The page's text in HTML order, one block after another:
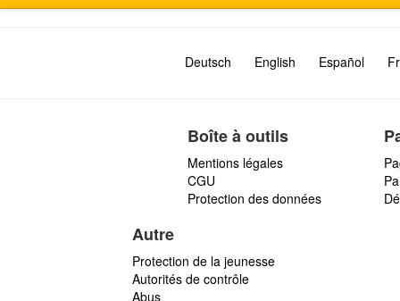
Deutsch English Español
Boîte à outils
Mentions légales
CGU
Protection des données
Autre
Protection de la jeunesse
Autorités de contrôle
Abus